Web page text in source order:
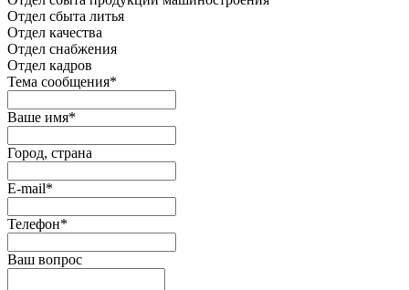
Отдел сбыта литья
Отдел качества
Oтдел снабжения
Отдел кадров
Тема сообщения*
Ваше имя*
Город, страна
E-mail*
Телефон*
Ваш вопрос